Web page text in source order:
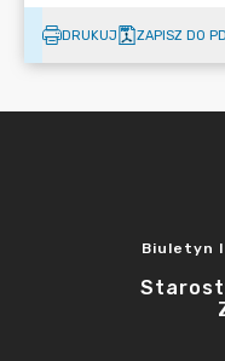
DRUKUJ ZAPISZ DO
Biuletyn